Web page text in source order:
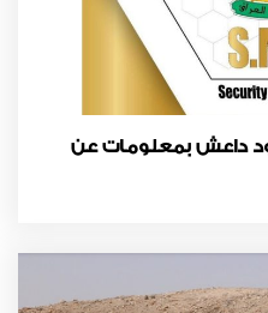
داعش بمعلومات عن